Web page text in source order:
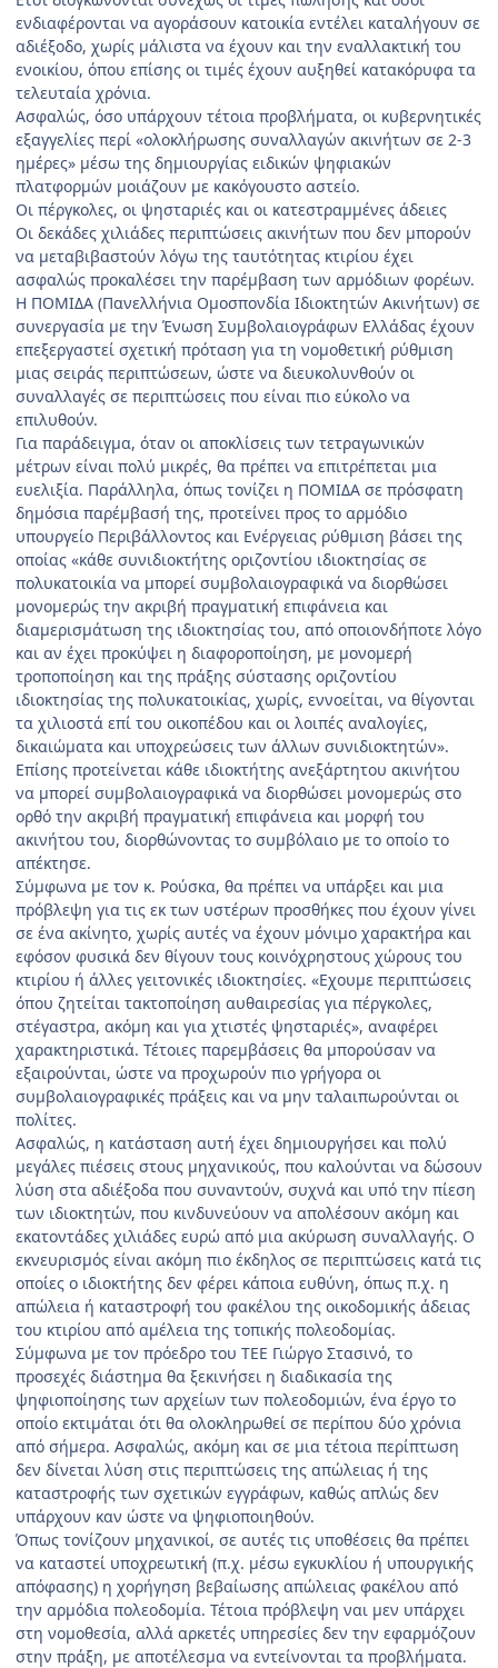
ενδιαφέρονται να αγοράσουν κατοικία εντέλει καταλήγουν σε
αδιέξοδο, χωρίς μάλιστα να έχουν και την εναλλακτική του
ενοικίου, όπου επίσης οι τιμές έχουν αυξηθεί κατακόρυφα τα
τελευταία χρόνια.
Ασφαλώς, όσο υπάρχουν τέτοια προβλήματα, οι κυβερνητικές
εξαγγελίες περί «ολοκλήρωσης συναλλαγών ακινήτων σε 2-3
ημέρες» μέσω της δημιουργίας ειδικών ψηφιακών
πλατφορμών μοιάζουν με κακόγουστο αστείο.
Οι πέργκολες, οι ψησταριές και οι κατεστραμμένες άδειες
Οι δεκάδες χιλιάδες περιπτώσεις ακινήτων που δεν μπορούν
να μεταβιβαστούν λόγω της ταυτότητας κτιρίου έχει
ασφαλώς προκαλέσει την παρέμβαση των αρμόδιων φορέων.
Η ΠΟΜΙΔΑ (Πανελλήνια Ομοσπονδία Ιδιοκτητών Ακινήτων) σε
συνεργασία με την Ένωση Συμβολαιογράφων Ελλάδας έχουν
επεξεργαστεί σχετική πρόταση για τη νομοθετική ρύθμιση
μιας σειράς περιπτώσεων, ώστε να διευκολυνθούν οι
συναλλαγές σε περιπτώσεις που είναι πιο εύκολο να
επιλυθούν.
Για παράδειγμα, όταν οι αποκλίσεις των τετραγωνικών
μέτρων είναι πολύ μικρές, θα πρέπει να επιτρέπεται μια
ευελιξία. Παράλληλα, όπως τονίζει η ΠΟΜΙΔΑ σε πρόσφατη
δημόσια παρέμβασή της, προτείνει προς το αρμόδιο
υπουργείο Περιβάλλοντος και Ενέργειας ρύθμιση βάσει της
οποίας «κάθε συνιδιοκτήτης οριζοντίου ιδιοκτησίας σε
πολυκατοικία να μπορεί συμβολαιογραφικά να διορθώσει
μονομερώς την ακριβή πραγματική επιφάνεια και
διαμερισμάτωση της ιδιοκτησίας του, από οποιονδήποτε λόγο
και αν έχει προκύψει η διαφοροποίηση, με μονομερή
τροποποίηση και της πράξης σύστασης οριζοντίου
ιδιοκτησίας της πολυκατοικίας, χωρίς, εννοείται, να θίγονται
τα χιλιοστά επί του οικοπέδου και οι λοιπές αναλογίες,
δικαιώματα και υποχρεώσεις των άλλων συνιδιοκτητών».
Επίσης προτείνεται κάθε ιδιοκτήτης ανεξάρτητου ακινήτου
να μπορεί συμβολαιογραφικά να διορθώσει μονομερώς στο
ορθό την ακριβή πραγματική επιφάνεια και μορφή του
ακινήτου του, διορθώνοντας το συμβόλαιο με το οποίο το
απέκτησε.
Σύμφωνα με τον κ. Ρούσκα, θα πρέπει να υπάρξει και μια
πρόβλεψη για τις εκ των υστέρων προσθήκες που έχουν γίνει
σε ένα ακίνητο, χωρίς αυτές να έχουν μόνιμο χαρακτήρα και
εφόσον φυσικά δεν θίγουν τους κοινόχρηστους χώρους του
κτιρίου ή άλλες γειτονικές ιδιοκτησίες. «Εχουμε περιπτώσεις
όπου ζητείται τακτοποίηση αυθαιρεσίας για πέργκολες,
στέγαστρα, ακόμη και για χτιστές ψησταριές», αναφέρει
χαρακτηριστικά. Τέτοιες παρεμβάσεις θα μπορούσαν να
εξαιρούνται, ώστε να προχωρούν πιο γρήγορα οι
συμβολαιογραφικές πράξεις και να μην ταλαιπωρούνται οι
πολίτες.
Ασφαλώς, η κατάσταση αυτή έχει δημιουργήσει και πολύ
μεγάλες πιέσεις στους μηχανικούς, που καλούνται να δώσουν
λύση στα αδιέξοδα που συναντούν, συχνά και υπό την πίεση
των ιδιοκτητών, που κινδυνεύουν να απολέσουν ακόμη και
εκατοντάδες χιλιάδες ευρώ από μια ακύρωση συναλλαγής. Ο
εκνευρισμός είναι ακόμη πιο έκδηλος σε περιπτώσεις κατά τις
οποίες ο ιδιοκτήτης δεν φέρει κάποια ευθύνη, όπως π.χ. η
απώλεια ή καταστροφή του φακέλου της οικοδομικής άδειας
του κτιρίου από αμέλεια της τοπικής πολεοδομίας.
Σύμφωνα με τον πρόεδρο του ΤΕΕ Γιώργο Στασινό, το
προσεχές διάστημα θα ξεκινήσει η διαδικασία της
ψηφιοποίησης των αρχείων των πολεοδομιών, ένα έργο το
οποίο εκτιμάται ότι θα ολοκληρωθεί σε περίπου δύο χρόνια
από σήμερα. Ασφαλώς, ακόμη και σε μια τέτοια περίπτωση
δεν δίνεται λύση στις περιπτώσεις της απώλειας ή της
καταστροφής των σχετικών εγγράφων, καθώς απλώς δεν
υπάρχουν καν ώστε να ψηφιοποιηθούν.
Όπως τονίζουν μηχανικοί, σε αυτές τις υποθέσεις θα πρέπει
να καταστεί υποχρεωτική (π.χ. μέσω εγκυκλίου ή υπουργικής
απόφασης) η χορήγηση βεβαίωσης απώλειας φακέλου από
την αρμόδια πολεοδομία. Τέτοια πρόβλεψη ναι μεν υπάρχει
στη νομοθεσία, αλλά αρκετές υπηρεσίες δεν την εφαρμόζουν
στην πράξη, με αποτέλεσμα να εντείνονται τα προβλήματα.